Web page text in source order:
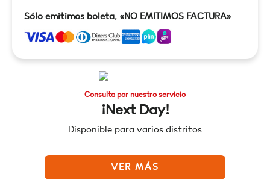
Sólo emitimos boleta, «NO EMITIMOS FACTURA».
Consulta por nuestro servicio
¡Next Day!
Disponible para varios distritos
VER MÁS